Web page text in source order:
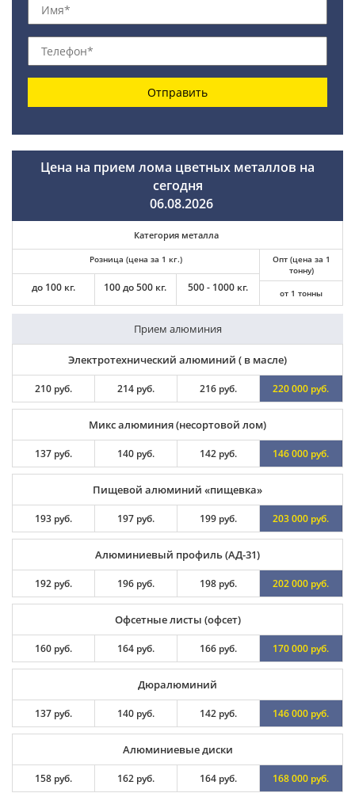
Отправить
Цена на прием лома цветных металлов на
сегодня
06.08.2026
Категория металла
Розница (цена за 1 кг.)
до 100 кг. 100 до 500 кг. 500 - 1000 кг.
Опт (цена за 1
тонну)
от 1 тонны
Прием алюминия
Электротехнический алюминий ( в масле)
210 руб. 214 руб. 216 руб. 220 000 руб.
Микс алюминия (несортовой лом)
137 руб. 140 руб. 142 руб. 146 000 руб.
Пищевой алюминий «пищевка»
193 руб. 197 руб. 199 руб. 203 000 руб.
Алюминиевый профиль (АД-31)
192 руб. 196 руб. 198 руб. 202 000 руб.
Офсетные листы (офсет)
160 руб. 164 руб. 166 руб. 170 000 руб.
Дюралюминий
137 руб. 140 руб. 142 руб. 146 000 руб.
Алюминиевые диски
158 руб. 162 руб. 164 руб. 168 000 руб.